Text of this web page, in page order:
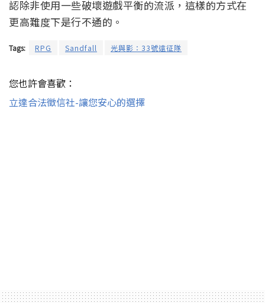
認除非使用一些破壞遊戲平衡的流派，這樣的方式在
更高難度下是行不通的。
Tags: RPG Sandfall 光與影：33號遠征隊
您也許會喜歡：
立達合法徵信社-讓您安心的選擇